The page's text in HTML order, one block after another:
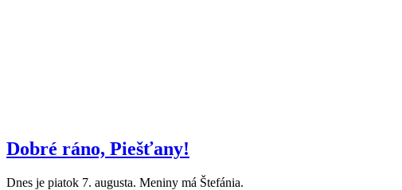
Dobré ráno, Piešťany!
Dnes je piatok 7. augusta. Meniny má Štefánia.